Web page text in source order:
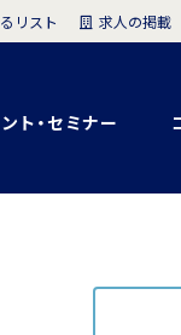
ト・セミナー
リスト 求人の掲載